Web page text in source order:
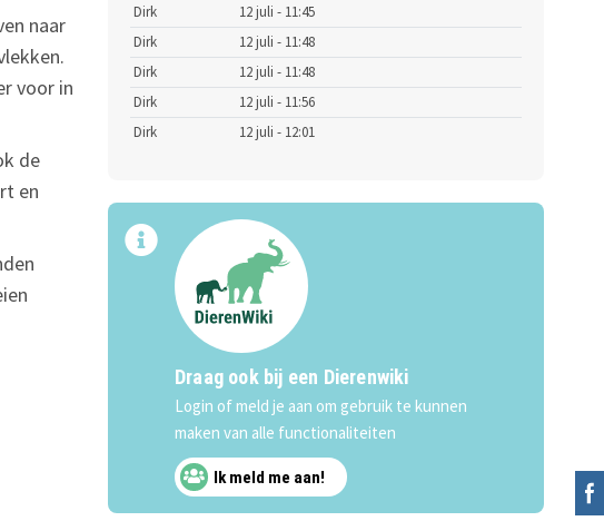
naar
voor in
de
en
Dirk
12 juli - 11:45
Dirk
12 juli - 11:48
Dirk
12 juli - 11:48
Dirk
12 juli - 11:56
Dirk
12 juli - 12:01
Draag ook bij een Dierenwiki
Login of meld je aan om gebruik te kunnen
maken van alle functionaliteiten
Ik meld me aan!